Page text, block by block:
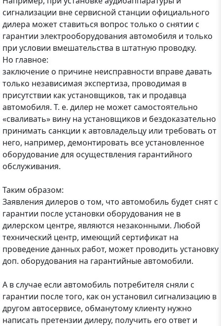
сигнализации вне сервисной станции официального
дилера может ставиться вопрос только о снятии с
гарантии электрооборудования автомобиля и только
при условии вмешательства в штатную проводку.
Но главное:
заключение о причине неисправности вправе давать
только независимая экспертиза, проводимая в
присутствии как установщиков, так и продавца
автомобиля. Т. е. дилер не может самостоятельно
«сваливать» вину на установщиков и бездоказательно
принимать санкции к автовладельцу или требовать от
него, например, демонтировать все установленное
оборудование для осуществления гарантийного
обслуживания.
Таким образом:
Заявления дилеров о том, что автомобиль будет снят с
гарантии после установки оборудования не в
дилерском центре, являются незаконными. Любой
технический центр, имеющий сертификат на
проведение данных работ, может проводить установку
доп. оборудования на гарантийные автомобили.
А в случае если автомобиль потребителя сняли с
гарантии после того, как он установил сигнализацию в
другом автосервисе, обманутому клиенту нужно
написать претензии дилеру, получить его ответ и